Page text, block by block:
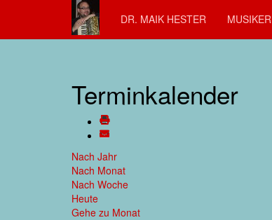
DR. MAIK HESTER MUSIKER
Terminkalender
Nach Jahr
Nach Monat
Nach Woche
Heute
Gehe zu Monat